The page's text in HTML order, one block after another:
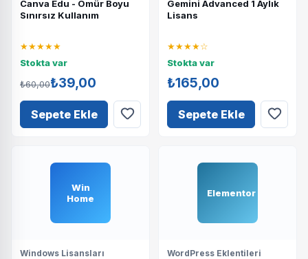
Canva Edu - Ömür Boyu
Sınırsız Kullanım
★★★★★
Stokta var
₺60,00₺39,00
Sepete Ekle
Gemini Advanced 1 Aylık
Lisans
★★★★☆
Stokta var
₺165,00
Sepete Ekle
Win
Home
Windows Lisansları
Elementor
WordPress Eklentileri